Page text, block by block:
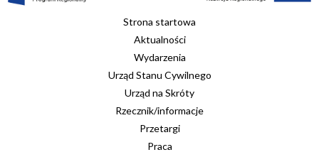
Strona startowa
Aktualności
Wydarzenia
Urząd Stanu Cywilnego
Urząd na Skróty
Rzecznik/informacje
Przetargi
Praca